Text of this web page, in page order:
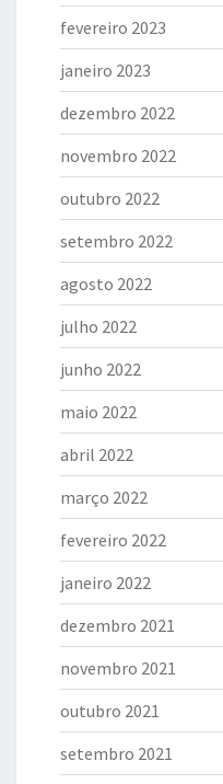
fevereiro 2023
janeiro 2023
dezembro 2022
novembro 2022
outubro 2022
setembro 2022
agosto 2022
julho 2022
junho 2022
maio 2022
abril 2022
março 2022
fevereiro 2022
janeiro 2022
dezembro 2021
novembro 2021
outubro 2021
setembro 2021